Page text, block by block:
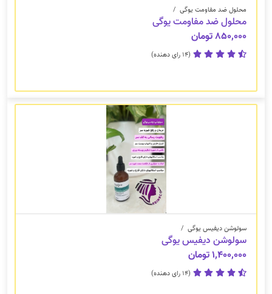
محلول ضد مفاومت یوگی /
محلول ضد مفاومت یوگی
۸۵۰,۰۰۰ تومان
(14 رای دهنده)
سولوشن دیفیس یوگی /
سولوشن دیفیس یوگی
۱,۴۰۰,۰۰۰ تومان
(14 رای دهنده)